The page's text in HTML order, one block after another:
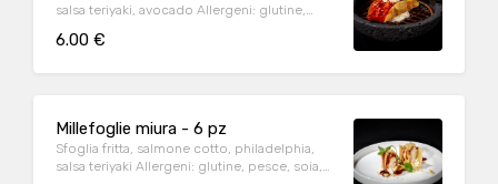
salsa teriyaki, avocado Allergeni: glutine,
6.00 €
Millefoglie miura - 6 pz
Sfoglia fritta, salmone cotto, philadelphia,
salsa teriyaki Allergeni: glutine, pesce, soia,